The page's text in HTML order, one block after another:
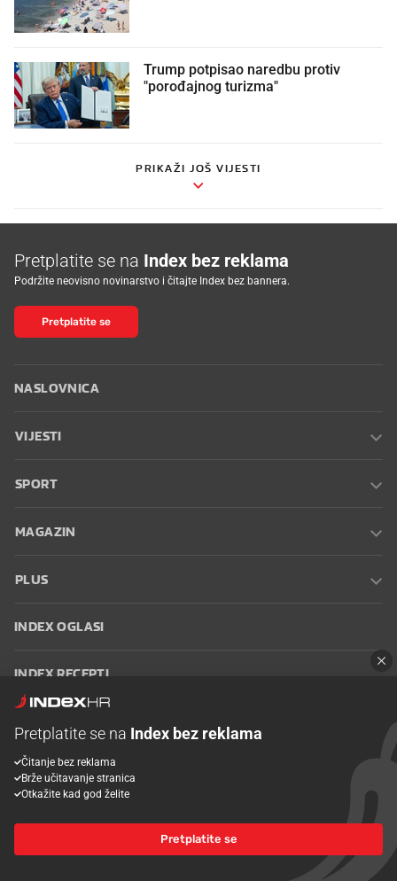
Trump potpisao naredbu protiv
"porođajnog turizma"
PRIKAŽI JOŠ VIJESTI
Pretplatite se na Index bez reklama
Podržite neovisno novinarstvo i čitajte Index bez bannera.
Pretplatite se
NASLOVNICA
VIJESTI
SPORT
MAGAZIN
PLUS
INDEX OGLASI
INDEX RECEPTI
Oglašavanje Zaposli se na Indexu
korištenja
Postavke kolačića
© 2026 Index
Pretplatite se na Index bez reklama
Čitanje bez reklama
Brže učitavanje stranica
Otkažite kad god želite
Pretplatite se